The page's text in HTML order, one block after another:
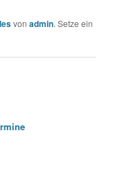
vonadmin. Setze ein